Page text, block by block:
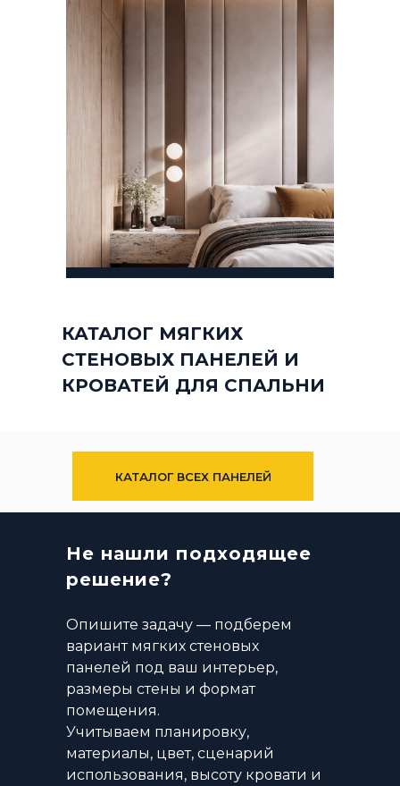
КАТАЛОГ МЯГКИХ
СТЕНОВЫХ ПАНЕЛЕЙ И
КРОВАТЕЙ ДЛЯ СПАЛЬНИ
КАТАЛОГ ВСЕХ ПАНЕЛЕЙ
Не нашли подходящее
решение?
Опишите задачу — подберем
вариант мягких стеновых
панелей под ваш интерьер,
размеры стены и формат
помещения.
Учитываем планировку,
материалы, цвет, сценарий
использования, высоту кровати и